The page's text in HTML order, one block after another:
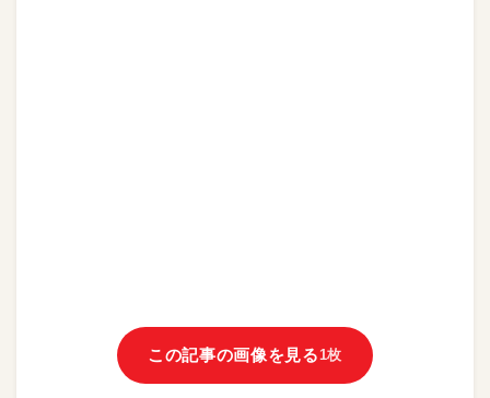
この記事の画像を見る1枚